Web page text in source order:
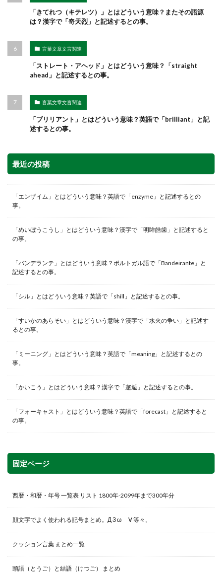
「きてれつ（キテレツ）」とはどういう意味？またその語源
は？漢字で「奇天烈」と記述するとの事。
言葉文章文言関連
「ストレート・アヘッド」とはどういう意味？「straight
ahead」と記述するとの事。
言葉文章文言関連
「ブリリアント」とはどういう意味？英語で「brilliant」と記
述するとの事。
最近の投稿
「エンザイム」とはどういう意味？英語で「enzyme」と記述するとの
事。
「めいぼうこうし」とはどういう意味？漢字で「明眸皓歯」と記述すると
の事。
「バンデランテ」とはどういう意味？ポルトガル語で「Bandeirante」と
記述するとの事。
「シル」とはどういう意味？英語で「shill」と記述するとの事。
「すいかのあらそい」とはどういう意味？漢字で「水火の争い」と記述す
るとの事。
「ミーニング」とはどういう意味？英語で「meaning」と記述するとの
事。
「かいこう」とはどういう意味？漢字で「邂逅」と記述するとの事。
「フォーキャスト」とはどういう意味？英語で「forecast」と記述すると
の事。
固定ページ
西暦・和暦・年号 一覧表 リスト 1800年-2099年まで300年分
顔文字でよく使われる記号まとめ。Д З ω ゞ∀ 等々。
クッション言葉 まとめ一覧
頭語（とうご）と結語（けつご） まとめ